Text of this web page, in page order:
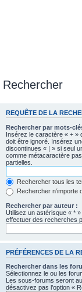
Rechercher
REQUÊTE DE LA
Rechercher par mots-
Insérez le caractère « + »
doit être ignoré. Insérez
discontinues « | » si seul
comme métacaractère
partielles.
Rechercher tous les
Rechercher n’importe
Rechercher par auteur :
Utilisez un astérisque « *
effectuer des recherches
PRÉFÉRENCES DE LA
Rechercher dans les
Sélectionnez le ou les
Les sous-forums seront
désactivez pas l’option «